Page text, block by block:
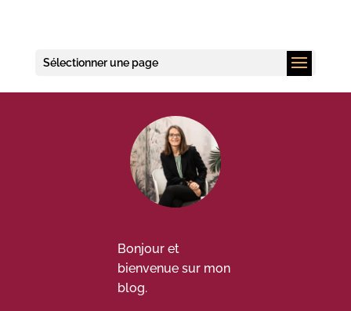
Sélectionner une page
Bonjour et
bienvenue sur mon
blog.